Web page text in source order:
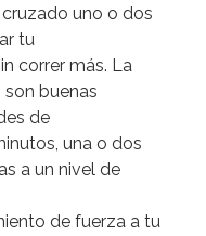
uno o dos
tu
correr más. La
buenas
de
una o dos
a un nivel de
de fuerza a tu